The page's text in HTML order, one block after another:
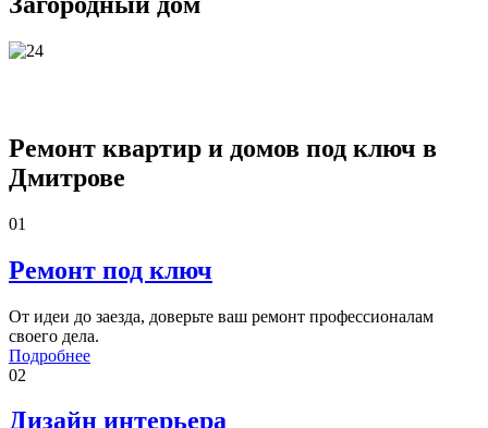
Ремонт квартир и домов под ключ в
Дмитрове
01
Ремонт под ключ
От идеи до заезда, доверьте ваш ремонт профессионалам
своего дела.
Подробнее
02
Дизайн интерьера